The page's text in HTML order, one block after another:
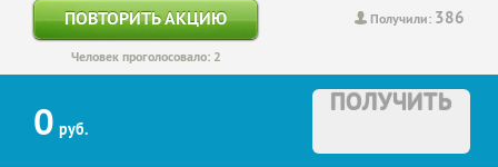
Получили: 386
ПОВТОРИТЬ АКЦИЮ
Человек проголосовало: 2
0 руб.
ПОЛУЧИТЬ